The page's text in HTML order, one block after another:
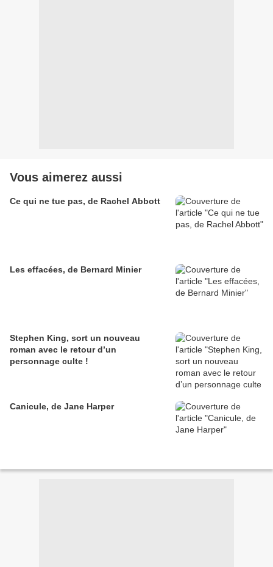
Vous aimerez aussi
Ce qui ne tue pas, de Rachel Abbott
Les effacées, de Bernard Minier
Stephen King, sort un nouveau
roman avec le retour d’un
personnage culte !
Canicule, de Jane Harper